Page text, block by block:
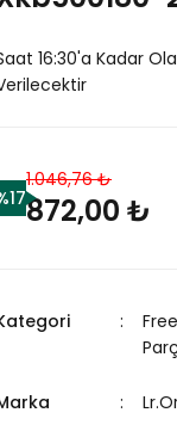
16:30'a Kadar
1.046,76 ₺
872,00 ₺